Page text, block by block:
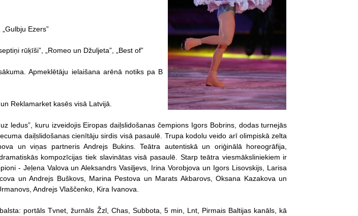
Ezers”
rūķīši”, „Romeo un Džuljeta”, „Best of”
Apmeklētāju ielaišana arēnā notiks pa B
Reklamarket kasēs visā Latvijā.
ledus”, kuru izveidojis Eiropas daiļslidošanas čempions Igors Bobrins, dodas turnejās
daiļslidošanas cienītāju sirdis visā pasaulē. Trupa kodolu veido arī olimpiskā zelta
un viņas partneris Andrejs Bukins. Teātra autentiskā un oriģinālā horeogrāfija,
kompozīcijas tiek slavinātas visā pasaulē. Starp teātra viesmāksliniekiem ir
- Jeļena Valova un Aleksandrs Vasiļjevs, Irina Vorobjova un Igors Lisovskijs, Larisa
un Andrejs Buškovs, Marina Pestova un Marats Akbarovs, Oksana Kazakova un
Andrejs Vlaščenko, Kira Ivanova.
portāls Tvnet, žurnāls Žzl, Chas, Subbota, 5 min, Lnt, Pirmais Baltijas kanāls, kā